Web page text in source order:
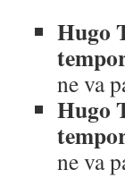
Hugo
ne va
Hugo
ne va